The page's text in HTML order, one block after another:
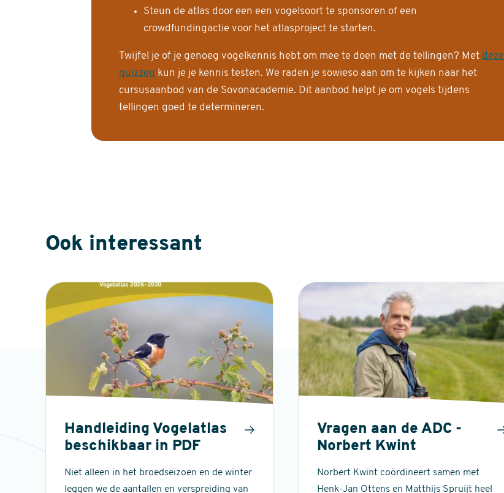
Steun de atlas door een een vogelsoort te sponsoren of een
crowdfundingactie voor het atlasproject te starten.
Twijfel je of je genoeg vogelkennis hebt om mee te doen met de tellingen? Met deze
quizzen kun je je kennis testen. We raden je sowieso aan om te kijken naar het
cursusaanbod van de Sovonacademie. Dit aanbod helpt je om vogels tijdens
tellingen goed te determineren.
Ook interessant
Handleiding Vogelatlas
beschikbaar in PDF
Niet alleen in het broedseizoen en de winter
leggen we de aantallen en verspreiding van
Vragen aan de ADC -
Norbert Kwint
Norbert Kwint coördineert samen met
Henk-Jan Ottens en Matthijs Spruijt heel